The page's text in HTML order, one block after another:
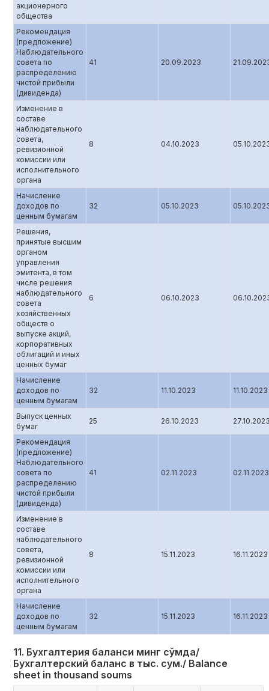
акционерного
общества
Рекомендация
(предложение)
Наблюдательного
совета по
распределению
чистой прибыли
(дивиденда)
41 20.09.2023
Изменение в
составе
наблюдательного
совета,
ревизионной
комиссии или
исполнительного
органа
8 04.10.2023
Начисление
доходов по
ценным бумагам
32 05.10.2023
Решения,
принятые высшим
органом
управления
эмитента, в том
числе решения
наблюдательного
совета
хозяйственных
обществ о
выпуске акций,
корпоративных
облигаций и иных
ценных бумаг
6 06.10.2023
Начисление
доходов по
ценным бумагам
32 11.10.2023 11.10.2023
Выпуск ценных
бумаг
25 26.10.2023
Рекомендация
(предложение)
Наблюдательного
совета по
распределению
чистой прибыли
(дивиденда)
41 02.11.2023 02.11.2023
Изменение в
составе
наблюдательного
совета,
ревизионной
комиссии или
исполнительного
органа
8 15.11.2023 16.11.2023
Начисление
доходов по
ценным бумагам
32 15.11.2023 16.11.2023
11. Бухгалтерия баланси минг сўмда/
Бухгалтерский баланс в тыс. сум./ Balance
sheet in thousand soums